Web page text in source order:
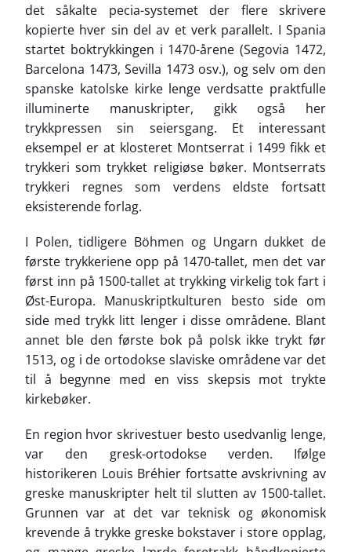
det såkalte pecia-systemet der flere skrivere
kopierte hver sin del av et verk parallelt. I Spania
startet boktrykkingen i 1470-årene (Segovia 1472,
Barcelona 1473, Sevilla 1473 osv.), og selv om den
spanske katolske kirke lenge verdsatte praktfulle
illuminerte manuskripter, gikk også her
trykkpressen sin seiersgang. Et interessant
eksempel er at klosteret Montserrat i 1499 fikk et
trykkeri som trykket religiøse bøker. Montserrats
trykkeri regnes som verdens eldste fortsatt
eksisterende forlag.
I Polen, tidligere Böhmen og Ungarn dukket de
første trykkeriene opp på 1470-tallet, men det var
først inn på 1500-tallet at trykking virkelig tok fart i
Øst-Europa. Manuskriptkulturen besto side om
side med trykk litt lenger i disse områdene. Blant
annet ble den første bok på polsk ikke trykt før
1513, og i de ortodokse slaviske områdene var det
til å begynne med en viss skepsis mot trykte
kirkebøker.
En region hvor skrivestuer besto usedvanlig lenge,
var den gresk-ortodokse verden. Ifølge
historikeren Louis Bréhier fortsatte avskrivning av
greske manuskripter helt til slutten av 1500-tallet.
Grunnen var at det var teknisk og økonomisk
krevende å trykke greske bokstaver i store opplag,